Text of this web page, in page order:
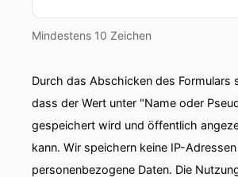
Mindestens 10 Zeichen
Durch das Abschicken des Formulars
dass der Wert unter "Name oder
gespeichert wird und öffentlich
kann. Wir speichern keine IP-
personenbezogene Daten. Die